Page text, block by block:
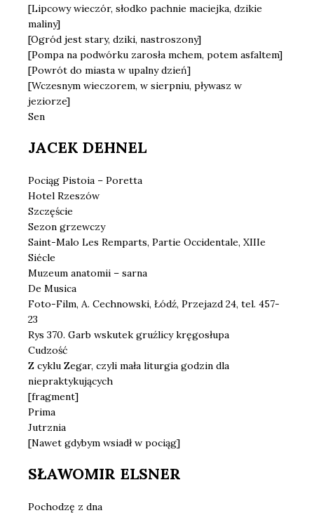
[Lipcowy wieczór, słodko pachnie maciejka, dzikie
maliny]
[Ogród jest stary, dziki, nastroszony]
[Pompa na podwórku zarosła mchem, potem asfaltem]
[Powrót do miasta w upalny dzień]
[Wczesnym wieczorem, w sierpniu, pływasz w
jeziorze]
Sen
JACEK DEHNEL
Pociąg Pistoia – Poretta
Hotel Rzeszów
Szczęście
Sezon grzewczy
Saint-Malo Les Remparts, Partie Occidentale, XIIIe
Siécle
Muzeum anatomii – sarna
De Musica
Foto-Film, A. Cechnowski, Łódź, Przejazd 24, tel. 457-
23
Rys 370. Garb wskutek gruźlicy kręgosłupa
Cudzość
Z cyklu Zegar, czyli mała liturgia godzin dla
niepraktykujących
[fragment]
Prima
Jutrznia
[Nawet gdybym wsiadł w pociąg]
SŁAWOMIR ELSNER
Pochodzę z dna